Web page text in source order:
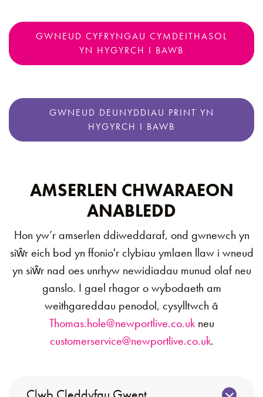
GWNEUD CYFRYNGAU CYMDEITHASOL
YN HYGYRCH I BAWB
GWNEUD DEUNYDDIAU PRINT YN
HYGYRCH I BAWB
AMSERLEN CHWARAEON
ANABLEDD
Hon yw’r amserlen ddiweddaraf, ond gwnewch yn
siŵr eich bod yn ffonio'r clybiau ymlaen llaw i wneud
yn siŵr nad oes unrhyw newidiadau munud olaf neu
ganslo. I gael rhagor o wybodaeth am
weithgareddau penodol, cysylltwch â
Thomas.hole@newportlive.co.ukneu
customerservice@newportlive.co.uk.